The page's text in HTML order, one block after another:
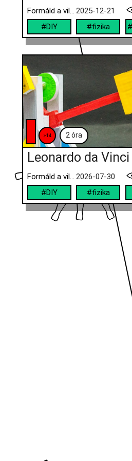
Formáld a világod! 2025-12-21
#DIY
#fizika
>14 2 óra
Formáld a világod! 2026-07-30
#DIY
#fizika